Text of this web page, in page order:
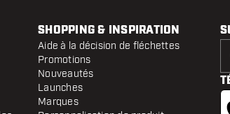
SHOPPING & INSPIRATION
Aide à la décision de fléchettes
Promotions
Nouveautés
Launches
Marques